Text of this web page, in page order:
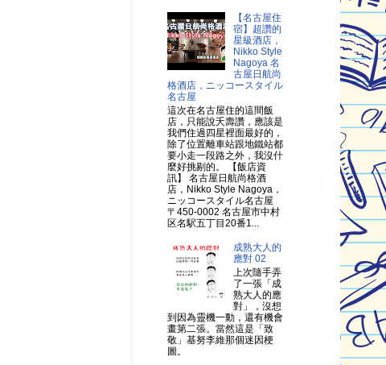
【名古屋住
宿】超讚的
星級酒店，
Nikko Style
Nagoya 名
古屋日航尚
格酒店，ニッコースタイル
名古屋
這次在名古屋住的這間飯
店，只能說夭壽讚，應該是
我們住過四星裡面最好的，
除了位置離車站跟地鐵站都
要小走一段路之外，我沒什
麼好挑剔的。 【飯店資
訊】 名古屋日航尚格酒
店，Nikko Style Nagoya，
ニッコースタイル名古屋
〒450-0002 名古屋市中村
区名駅五丁目20番1...
成熟大人的
應對 02
上次隨手弄
了一張「成
熟大人的應
對」，沒想
到因為靈機一動，還有機會
畫第二張。當然這是「致
敬」基努李維那個迷因梗
圖。